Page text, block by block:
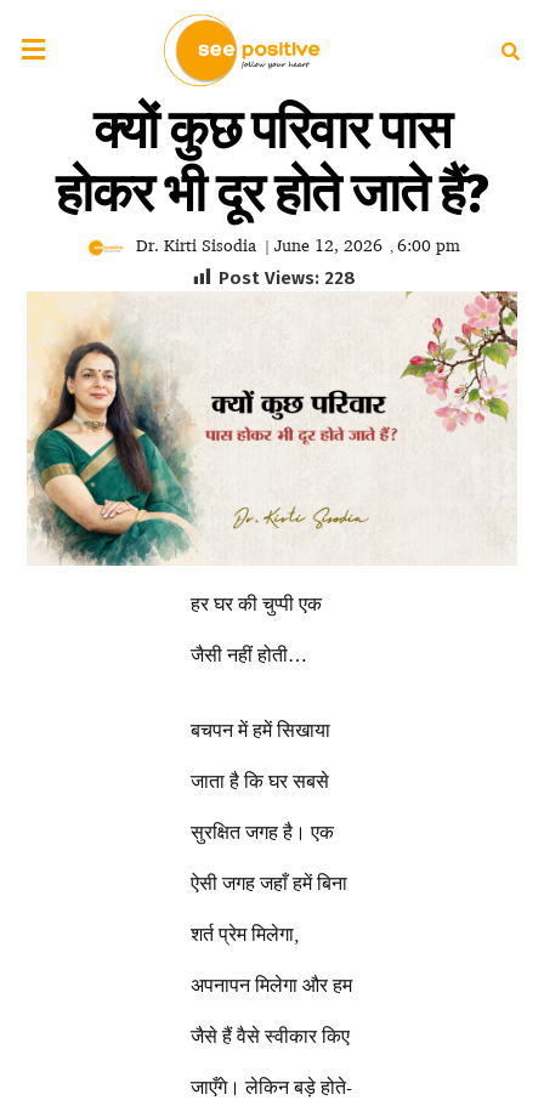
क्यों कुछ परिवार पास
होकर भी दूर होते जाते हैं?
Dr. Kirti Sisodia | June 12, 2026 , 6:00 pm
Post Views: 228
हर घर की चुप्पी एक
जैसी नहीं होती…
बचपन में हमें सिखाया
जाता है कि घर सबसे
सुरक्षित जगह है। एक
ऐसी जगह जहाँ हमें बिना
शर्त प्रेम मिलेगा,
अपनापन मिलेगा और हम
जैसे हैं वैसे स्वीकार किए
जाएँगे। लेकिन बड़े होते-